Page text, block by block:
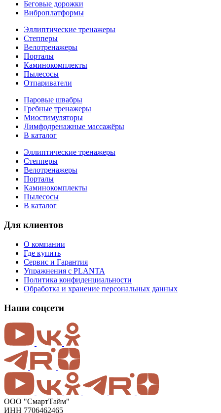
Беговые дорожки
Виброплатформы
Эллиптические тренажеры
Степперы
Велотренажеры
Порталы
Каминокомплекты
Пылесосы
Отпариватели
Паровые швабры
Гребные тренажеры
Миостимуляторы
Лимфодренажные массажёры
В каталог
Эллиптические тренажеры
Степперы
Велотренажеры
Порталы
Каминокомплекты
Пылесосы
В каталог
Для клиентов
О компании
Где купить
Сервис и Гарантия
Упражнения с PLANTA
Политика конфиденциальности
Обработка и хранение персональных данных
Наши соцсети
ООО "СмартТайм"
ИНН 7706462465